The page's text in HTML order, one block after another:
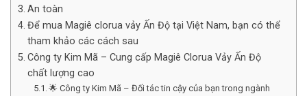
An toàn
Để mua Magiê clorua vảy Ấn Độ tại Việt Nam, bạn có thể
tham khảo các cách sau
Công ty Kim Mã – Cung cấp Magiê Clorua Vảy Ấn Độ
chất lượng cao
🌟 Công ty Kim Mã – Đối tác tin cậy của bạn trong ngành